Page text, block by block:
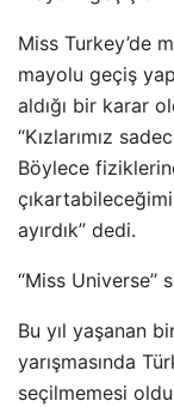
Miss Turkey’de
mayolu geçiş
aldığı bir karar
“Kızlarımız
Böylece
ayırdık” dedi.
“Miss Universe’’
Bu yıl yaşanan
yarışmasında
seçilmemesi